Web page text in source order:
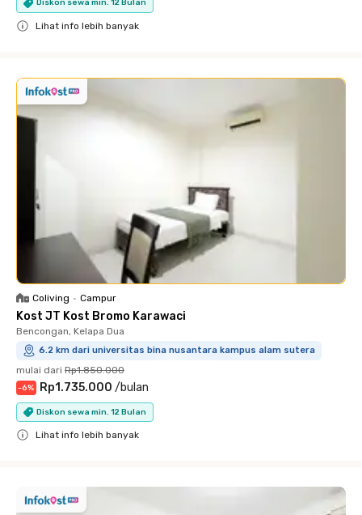
Diskon sewa min. 12 Bulan
Lihat info lebih banyak
Coliving • Campur
Kost JT Kost Bromo Karawaci
Bencongan, Kelapa Dua
6.2 km dari universitas bina nusantara kampus alam sutera
mulai dari Rp1.850.000
-6% Rp1.735.000 /bulan
Diskon sewa min. 12 Bulan
Lihat info lebih banyak